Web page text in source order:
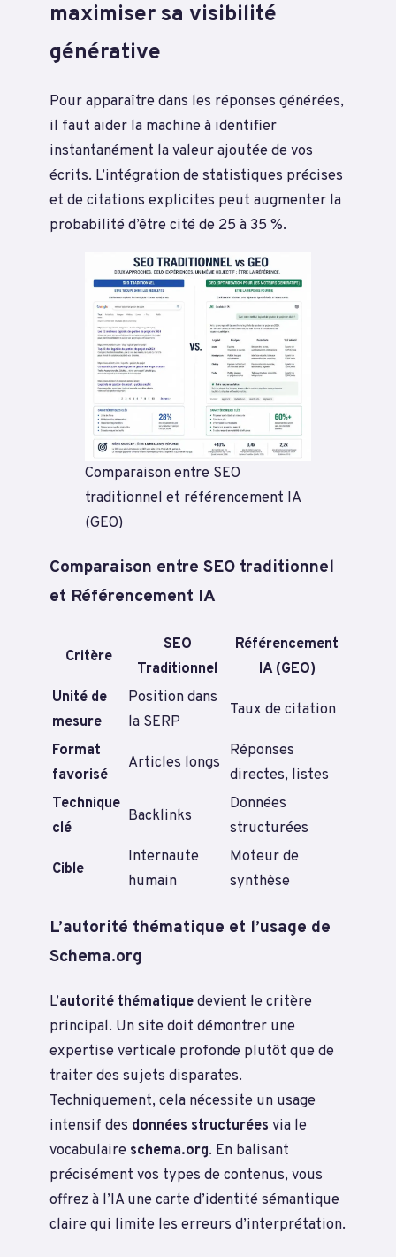
maximiser sa visibilité
générative
Pour apparaître dans les réponses générées,
il faut aider la machine à identifier
instantanément la valeur ajoutée de vos
écrits. L’intégration de statistiques précises
et de citations explicites peut augmenter la
probabilité d’être cité de 25 à 35 %.
Comparaison entre SEO
traditionnel et référencement IA
(GEO)
Comparaison entre SEO traditionnel
et Référencement IA
Critère
SEO
Traditionnel
Référencement
IA (GEO)
Unité de
mesure
Position dans
la SERP
Taux de citation
Format
favorisé
Articles longs
Réponses
directes, listes
Technique
clé
Backlinks
Données
structurées
Cible
Internaute
humain
Moteur de
synthèse
L’autorité thématique et l’usage de
Schema.org
L’autorité thématiquedevient le critère
principal. Un site doit démontrer une
expertise verticale profonde plutôt que de
traiter des sujets disparates.
Techniquement, cela nécessite un usage
intensif des données structurées via le
vocabulaire schema.org. En balisant
précisément vos types de contenus, vous
offrez à l’IA une carte d’identité sémantique
claire qui limite les erreurs d’interprétation.